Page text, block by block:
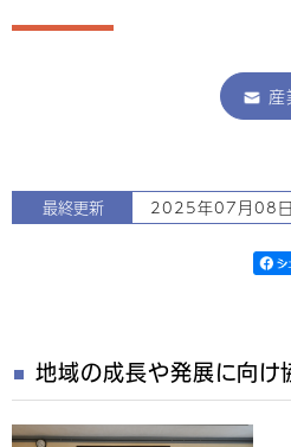
最終更新 2025年07月08
地域の成長や発展に向け